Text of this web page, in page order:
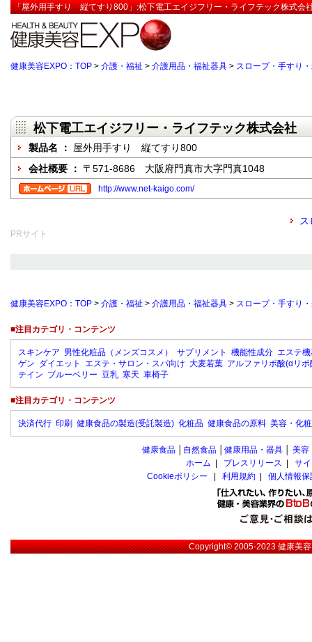
「屋外用手すり 縦てすり800」:松下電工エイジフリー・ライフテック株式会
健康美容EXPO：TOP > 介護・福祉 > 介護用品・福祉器具 > スロープ・手すり
松下電工エイジフリー・ライフテック株式会社
製品名 ： 屋外用手すり 縦てすり800
会社概要 ： 〒571-8686 大阪府門真市大字門真1048
http://www.net-kaigo.com/
PRサイト
健康美容EXPO：TOP > 介護・福祉 > 介護用品・福祉器具 > スロープ・手すり
■注目カテゴリ・コンテンツ
スキンケア 男性化粧品（メンズコスメ） サプリメント 機能性成分 エステ
ゲン ダイエット エステ・サロン・スパ向け 大麦若葉 アルファリポ酸(αリポ
テイン ブルーベリー 豆乳 寒天 車椅子
■注目カテゴリ・コンテンツ
決済代行 印刷 健康食品の製造(受託製造) 化粧品 健康食品の原料 美容・化
健康食品 自然食品 健康用品・器具 美容
ホーム
プレスリリース
サ
Cookieポリシー
利用規約 個人情報
Copyright© 2005-2023健康美